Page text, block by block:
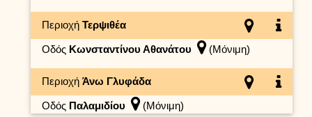
Περιοχή Τερψιθέα
Οδός Κωνσταντίνου Αθανάτου (Μόνιμη)
Περιοχή Άνω Γλυφάδα
Οδός Παλαμιδίου (Μόνιμη)